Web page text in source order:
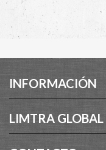
INFORMACIÓN
LIMTRA GLOBAL